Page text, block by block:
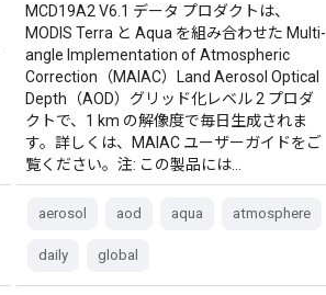
MCD19A2 V6.1 データ プロダクトは、
MODIS Terra と Aqua を組み合わせた Multi-
angle Implementation of Atmospheric
Correction（MAIAC）Land Aerosol Optical
Depth（AOD）グリッド化レベル 2 プロダ
クトで、1 km の解像度で毎日生成されま
す。詳しくは、MAIAC ユーザーガイドをご
覧ください。注: この製品には…
aerosol aod aqua atmosphere
daily global